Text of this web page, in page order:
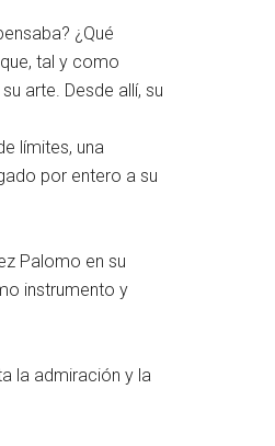
¿Qué
tal y como
arte. Desde allí, su
límites, una
por entero a su
Palomo en su
instrumento y
la admiración y la